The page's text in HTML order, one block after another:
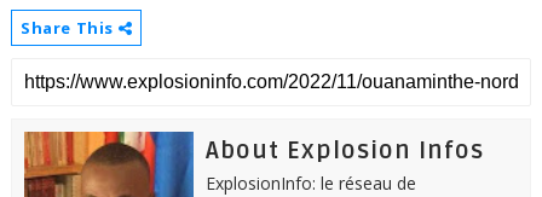
Share This
About Explosion Infos
ExplosionInfo: le réseau de